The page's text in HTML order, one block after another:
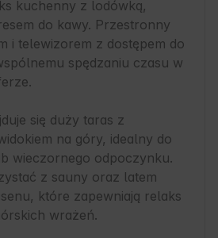
kuchenny z lodówką,
do kawy. Przestronny
i telewizorem z dostępem do
spędzaniu czasu w
się duży taras z
na góry, idealny do
wieczornego odpoczynku.
z sauny oraz latem
które zapewniają relaks
wrażeń.